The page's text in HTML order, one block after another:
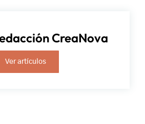
CreaNova
Ver artículos